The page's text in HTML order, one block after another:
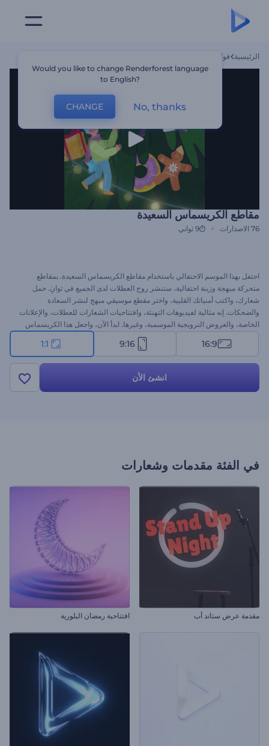
الرئيسية قوالب
مقاطع الكريسماس السعيدة
76 الاصدارات 9 ثواني
احتفل بهذا الموسم الاحتفالي باستخدام مقاطع الكريسماس السعيدة. بمقاطع
متحركة مبهجة وزينة احتفالية، ستنشر روح العطلات لدى الجميع في ثوانِ. حمل
شعارك، واكتب أمنياتك القلبية، واختر مقطع موسيقي مبهج لنشر السعادة
والضحكات. إنه مثالية لفيديوهات التهنئة، وافتتاحيات الشعارات للعطلات، والإعلانات
الخاصة، والعروض الترويجية الموسمية، وغيرها. ابدأ الآن، واجعل هذا الكريسماس
16:9
9:16
1:1
انشئ الأن
في الفئة مقدمات وشعارات
مقدمة عرض ستاند أب افتتاحية رمضان البلورية
Would you like to change Renderforest language
to English?
CHANGE No, thanks